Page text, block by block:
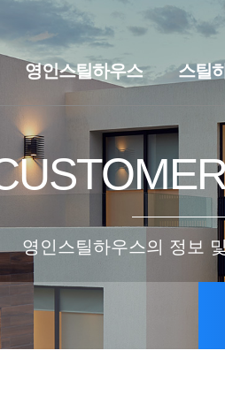
영인스틸하우스
브랜드스토리 찾아오시는길
스틸
스틸하
영인스틸하우스의 정보